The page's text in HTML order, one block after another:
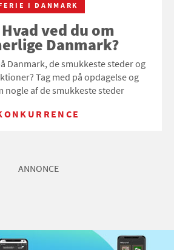
I DANMARK
ved du om
Danmark?
Danmark, de smukkeste steder og
Tag med på opdagelse og
nogle af de smukkeste steder
ANNONCE